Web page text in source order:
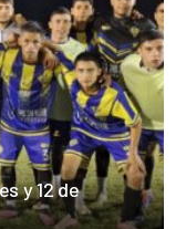
y 12 de